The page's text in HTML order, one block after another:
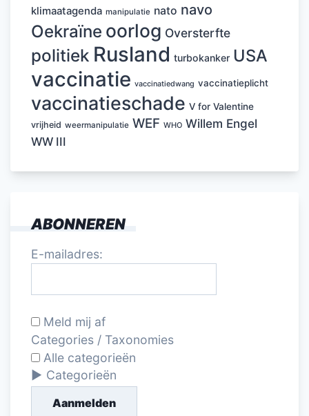
klimaatagenda manipulatie nato navo
Oekraïne oorlog Oversterfte
politiek Rusland turbokanker USA
vaccinatie vaccinatiedwang vaccinatieplicht
vaccinatieschade V for Valentine
vrijheid weermanipulatie WEF WHO Willem Engel
WW III
ABONNEREN
E-mailadres:
Meld mij af
Categories / Taxonomies
Alle categorieën
Categorieën
Aanmelden